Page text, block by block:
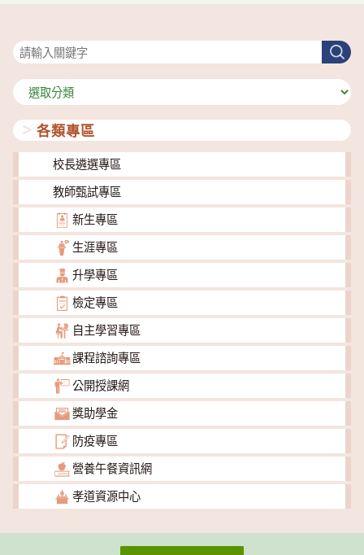
搜
尋
分
類
各類專區
校長遴選專區
教師甄試專區
新生專區
生涯專區
升學專區
檢定專區
自主學習專區
課程諮詢專區
公開授課網
獎助學金
防疫專區
營養午餐資訊網
孝道資源中心